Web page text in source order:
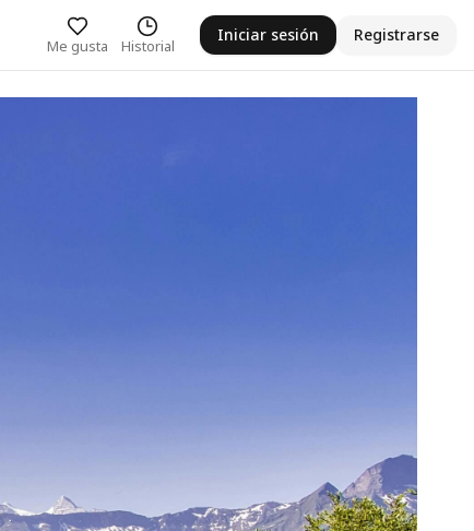
Me gusta Historial
Iniciar sesión Registrarse